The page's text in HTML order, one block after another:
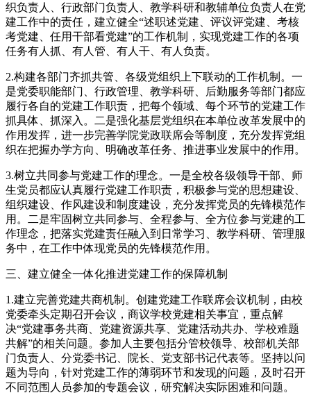
织负责人、行政部门负责人、教学科研和教辅单位负责人在党
建工作中的责任，建立健全“述职述党建、评议评党建、考核
考党建、任用干部看党建”的工作机制，实现党建工作的各项
任务有人抓、有人管、有人干、有人负责。
2.构建各部门齐抓共管、各级党组织上下联动的工作机制。一
是党委职能部门、行政管理、教学科研、后勤服务等部门都应
履行各自的党建工作职责，把每个领域、每个环节的党建工作
抓具体、抓深入。二是强化基层党组织在本单位改革发展中的
作用发挥，进一步完善学院党政联席会等制度，充分发挥党组
织在把握办学方向、明确改革任务、推进事业发展中的作用。
3.树立共同参与党建工作的理念。一是全校各级领导干部、师
生党员都应认真履行党建工作职责，积极参与党的思想建设、
组织建设、作风建设和制度建设，充分发挥党员的先锋模范作
用。二是牢固树立共同参与、全程参与、全方位参与党建的工
作理念，把落实党建责任融入到日常学习、教学科研、管理服
务中，在工作中体现党员的先锋模范作用。
三、建立健全一体化推进党建工作的保障机制
1.建立完善党建共商机制。创建党建工作联席会议机制，由校
党委牵头定期召开会议，商议学校党建相关事宜，重点解
决“党建事务共商、党建资源共享、党建活动共办、学校难题
共解”的相关问题。参加人主要包括分管校领导、校部机关部
门负责人、分党委书记、院长、党支部书记代表等。坚持以问
题为导向，针对党建工作的薄弱环节和发现的问题，及时召开
不同范围人员参加的专题会议，研究解决实际困难和问题。